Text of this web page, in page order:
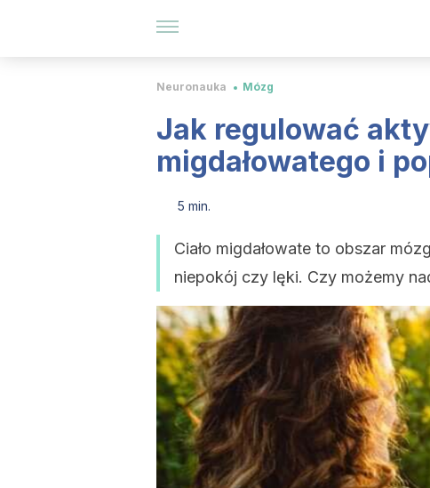
Neuronauka Mózg
Jak regulować
migdałowatego i
5 min.
Ciało migdałowate to obszar
niepokój czy lęki. Czy możemy